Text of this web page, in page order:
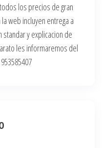
los precios de gran
web incluyen entrega a
y explicacion de
les informaremos del